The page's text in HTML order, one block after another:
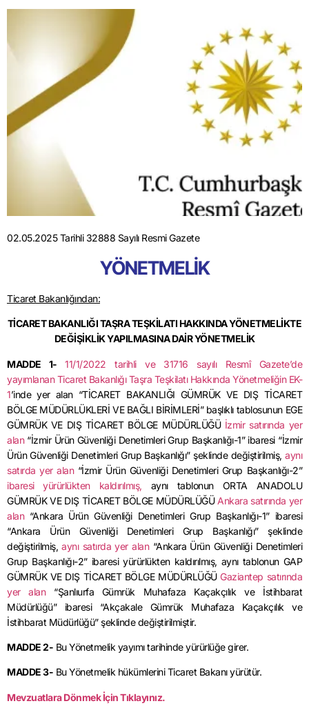
02.05.2025 Tarihli 32888 Sayılı Resmi Gazete
YÖNETMELİK
Ticaret Bakanlığından:
TİCARET BAKANLIĞI TAŞRA TEŞKİLATI HAKKINDA YÖNETMELİKTE
DEĞİŞİKLİK YAPILMASINA DAİR YÖNETMELİK
MADDE 1-11/1/2022 tarihli ve 31716 sayılı Resmî Gazete’de
yayımlanan Ticaret Bakanlığı Taşra Teşkilatı Hakkında Yönetmeliğin EK-
1’inde yer alan “TİCARET BAKANLIĞI GÜMRÜK VE DIŞ TİCARET
BÖLGE MÜDÜRLÜKLERİ VE BAĞLI BİRİMLERİ” başlıklı tablosunun EGE
GÜMRÜK VE DIŞ TİCARET BÖLGE MÜDÜRLÜĞÜ İzmir satırında yer
alan“İzmir Ürün Güvenliği Denetimleri Grup Başkanlığı-1” ibaresi “İzmir
Ürün Güvenliği Denetimleri Grup Başkanlığı” şeklinde değiştirilmiş, aynı
satırda yer alan“İzmir Ürün Güvenliği Denetimleri Grup Başkanlığı-2”
ibaresi yürürlükten kaldırılmış, aynı tablonun ORTA ANADOLU
GÜMRÜK VE DIŞ TİCARET BÖLGE MÜDÜRLÜĞÜ Ankara satırında yer
alan“Ankara Ürün Güvenliği Denetimleri Grup Başkanlığı-1” ibaresi
“Ankara Ürün Güvenliği Denetimleri Grup Başkanlığı” şeklinde
değiştirilmiş,aynı satırda yer alan“Ankara Ürün Güvenliği Denetimleri
Grup Başkanlığı-2” ibaresi yürürlükten kaldırılmış, aynı tablonun GAP
GÜMRÜK VE DIŞ TİCARET BÖLGE MÜDÜRLÜĞÜGaziantep satırında
yer alan“Şanlıurfa Gümrük Muhafaza Kaçakçılık ve İstihbarat
Müdürlüğü” ibaresi “Akçakale Gümrük Muhafaza Kaçakçılık ve
İstihbarat Müdürlüğü” şeklinde değiştirilmiştir.
MADDE 2- Bu Yönetmelik yayımı tarihinde yürürlüğe girer.
MADDE 3- Bu Yönetmelik hükümlerini Ticaret Bakanı yürütür.
Mevzuatlara Dönmek İçin Tıklayınız.